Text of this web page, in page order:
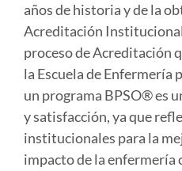
años de historia y de la
Acreditación
proceso de Acreditación
la Escuela de Enfermería
un programa BPSO® es
y satisfacción, ya que
institucionales para la
impacto de la enfermería